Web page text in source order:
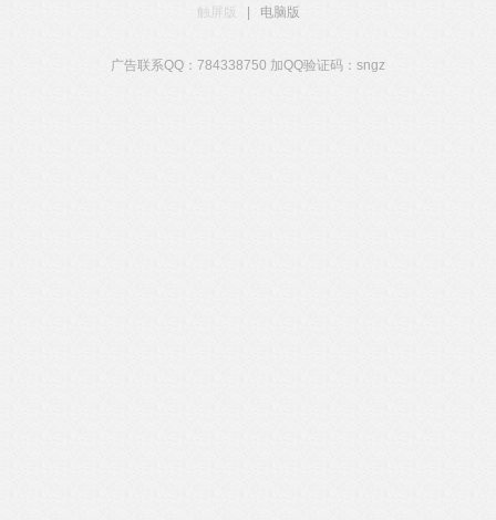
触屏版
电脑版
广告联系QQ：784338750 加QQ验证码：sngz